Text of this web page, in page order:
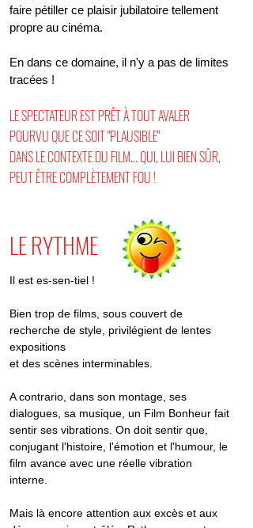
faire pétiller ce plaisir jubilatoire tellement
propre au cinéma.
En dans ce domaine, il n'y a pas de limites
tracées !
LE SPECTATEUR EST PRÊT À TOUT AVALER
POURVU QUE CE SOIT "PLAUSIBLE"
DANS LE CONTEXTE DU FILM... QUI, LUI BIEN SÛR,
PEUT ÊTRE COMPLÈTEMENT FOU !
LE RYTHME
Il est es-sen-tiel !
Bien trop de films, sous couvert de
recherche de style, privilégient de lentes
expositions
et des scènes interminables.
A contrario, dans son montage, ses
dialogues, sa musique, un Film Bonheur fait
sentir ses vibrations. On doit sentir que,
conjugant l'histoire, l'émotion et l'humour, le
film avance avec une réelle vibration
interne.
Mais là encore attention aux excès et aux